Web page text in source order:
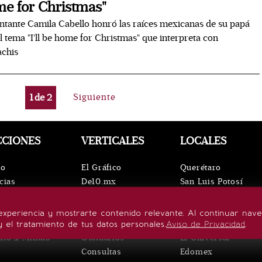
for Christmas"
Camila Cabello honró las raíces mexicanas de su papá
tema "I'll be home for Christmas" que interpreta con
1de2 Siguiente
y mostrarte contenido relevante. Al continuar
el tratamiento de tus datos personales.Aviso de Privacidad.
de vida
x Minuto
VERTICALES
El Gráfico
De10.mx
Confabulario
Aviso Oportuno
Obituarios
Consultas
LOCALES
Querétaro
San Luis Potosí
Puebla
Hidalgo
El Universal
Edomex